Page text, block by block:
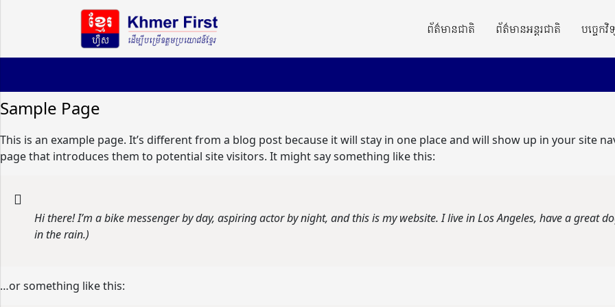
ព័ត៌មានជាតិ ព័ត៌មានអន្តរជាតិ បច្ចេកវិ
Sample Page
This is an example page. It’s different from a blog post because it will stay in one place and will show up in your site
page that introduces them to potential site visitors. It might say something like this:
Hi there! I’m a bike messenger by day, aspiring actor by night, and this is my website. I live in Los Angeles, have a great
in the rain.)
…or something like this: